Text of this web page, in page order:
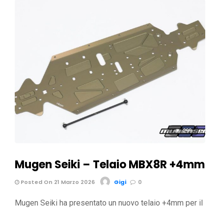
299
Mugen Seiki – Telaio MBX8R +4mm
Posted On 21 Marzo 2026 Gigi 0
Mugen Seiki ha presentato un nuovo telaio +4mm per il